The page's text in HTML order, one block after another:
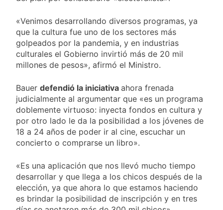
Ley de Propiedad
detenidos y
enfrentamientos
pedido para
suspender el juicio
contra Pity Alvarez
3 Días Atrás
67 barrios full LED en
Florencio Varela
3 Días Atrás
despide del AMBA:
cuándo dejará de
llover y llega una ola
de frío con mínimas
cercanas a 1°C
«Venimos desarrollando diversos programas, ya
que la cultura fue uno de los sectores más
golpeados por la pandemia, y en industrias
culturales el Gobierno invirtió más de 20 mil
millones de pesos», afirmó el Ministro.
Bauer defendió la iniciativa ahora frenada
judicialmente al argumentar que «es un programa
doblemente virtuoso: inyecta fondos en cultura y
por otro lado le da la posibilidad a los jóvenes de
18 a 24 años de poder ir al cine, escuchar un
concierto o comprarse un libro».
«Es una aplicación que nos llevó mucho tiempo
desarrollar y que llega a los chicos después de la
elección, ya que ahora lo que estamos haciendo
es brindar la posibilidad de inscripción y en tres